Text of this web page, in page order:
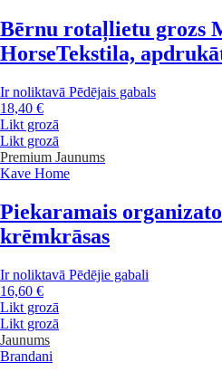
Bērnu rotaļlietu grozs
HorseTekstila,
Ir noliktavā Pēdējais gabals
18,40 €
Likt grozā
Likt grozā
Premium Jaunums
Kave Home
Piekaramais
krēmkrāsas
Ir noliktavā Pēdējie gabali
16,60 €
Likt grozā
Likt grozā
Jaunums
Brandani